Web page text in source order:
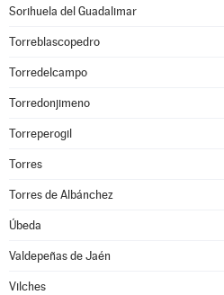
Sorihuela del Guadalimar
Torreblascopedro
Torredelcampo
Torredonjimeno
Torreperogil
Torres
Torres de Albánchez
Úbeda
Valdepeñas de Jaén
Vilches